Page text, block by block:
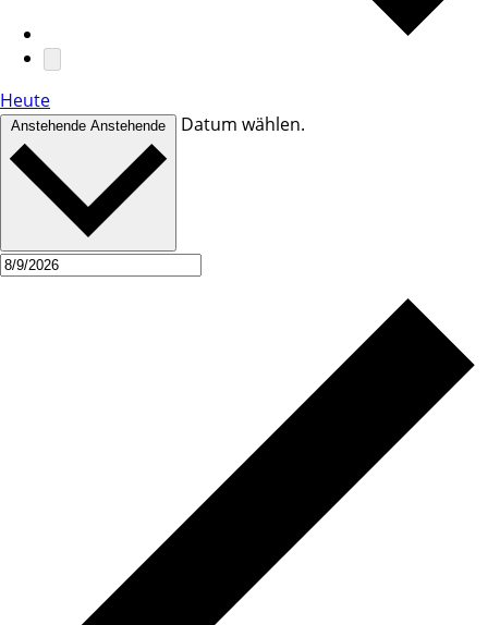
Heute
Anstehende Anstehende Datum wählen.